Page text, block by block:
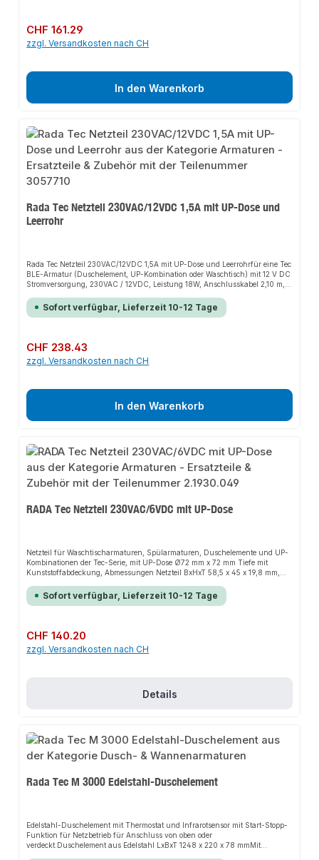
Regulärer Preis:
CHF 161.29
zzgl. Versandkosten nach CH
In den Warenkorb
Rada Tec Netzteil 230VAC/12VDC 1,5A mit UP-Dose und
Leerrohr
Rada Tec Netzteil 230VAC/12VDC 1,5A mit UP-Dose und Leerrohrfür eine Tec
BLE-Armatur (Duschelement, UP-Kombination oder Wasch­tisch) mit 12 V DC
Stromversorgung, 230VAC / 12VDC, Leistung 18W, Anschlusskabel 2,10 m,
Daten:Eingangsspannung: 230 V ACAusgangsspannung: 12 V
DCStromaufnahme: max. 1 ALeistung: max. 12 WKabellänge 12V-Seite: 2,1
Sofort verfügbar, Lieferzeit 10-12 Tage
Regulärer Preis:
CHF 238.43
zzgl. Versandkosten nach CH
In den Warenkorb
RADA Tec Netzteil 230VAC/6VDC mit UP-Dose
Netzteil für Waschtischarmaturen, Spülarmaturen, Duschelemente und UP-
Kombinationen der Tec-Serie, mit UP-Dose Ø72 mm x 72 mm Tiefe mit
Kunststoffabdeckung, Abmessungen Netzteil BxHxT 58,5 x 45 x 19,8 mm,
Daten: Eingangsspannung: 100 - 240 V AC 50-60HzAusgangsspannung:
6 V DC, 1 ALeistung: 6 VAAbmessungen UP-Dose: Ø 72 mm x 72 mm
Sofort verfügbar, Lieferzeit 10-12 Tage
Regulärer Preis:
CHF 140.20
zzgl. Versandkosten nach CH
Details
Rada Tec M 3000 Edelstahl-Duschelement
Edelstahl-Duschelement mit Thermostat und Infrarotsensor mit Start-Stopp-
Funktion für Netzbetrieb für Anschluss von oben oder
verdeckt.Duschelement aus Edelstahl LxBxT 1248 x 220 x 78 mmMit